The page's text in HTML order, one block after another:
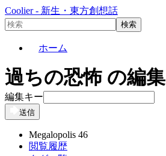
Coolier - 新生・東方創想話
ホーム
過ちの恐怖 の編集
編集キー
送信
Megalopolis 46
閲覧履歴